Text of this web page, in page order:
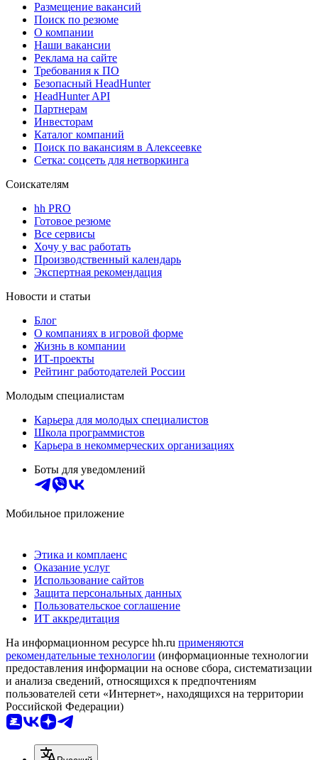
Размещение вакансий
Поиск по резюме
О компании
Наши вакансии
Реклама на сайте
Требования к ПО
Безопасный HeadHunter
HeadHunter API
Партнерам
Инвесторам
Каталог компаний
Поиск по вакансиям в Алексеевке
Сетка: соцсеть для нетворкинга
Соискателям
hh PRO
Готовое резюме
Все сервисы
Хочу у вас работать
Производственный календарь
Экспертная рекомендация
Новости и статьи
Блог
О компаниях в игровой форме
Жизнь в компании
ИТ-проекты
Рейтинг работодателей России
Молодым специалистам
Карьера для молодых специалистов
Школа программистов
Карьера в некоммерческих организациях
Боты для уведомлений
Мобильное приложение
Этика и комплаенс
Оказание услуг
Использование сайтов
Защита персональных данных
Пользовательское соглашение
ИТ аккредитация
На информационном ресурсе hh.ru применяются
рекомендательные технологии (информационные технологии
предоставления информации на основе сбора, систематизации
и анализа сведений, относящихся к предпочтениям
пользователей сети «Интернет», находящихся на территории
Российской Федерации)